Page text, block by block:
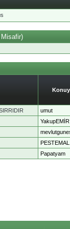
Misafir)
umut
YakupEMİR
PESTEMAL
Papatyam